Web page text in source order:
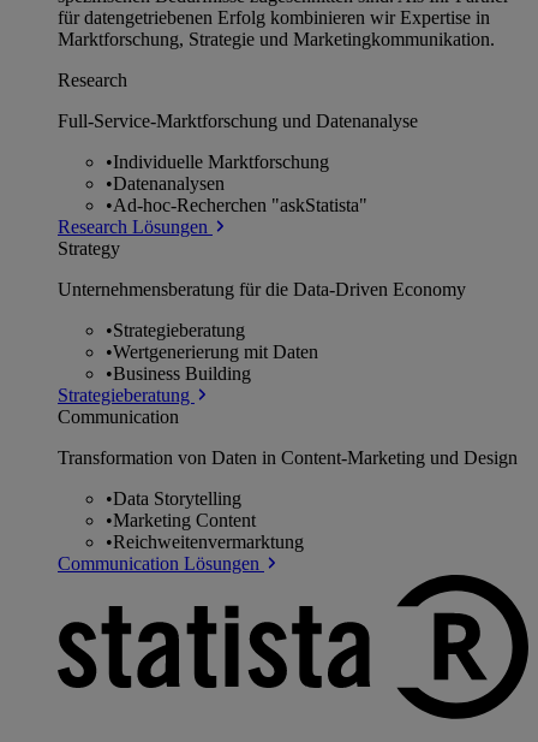
für datengetriebenen Erfolg kombinieren wir Expertise in
Marktforschung, Strategie und Marketingkommunikation.
Research
Full-Service-Marktforschung und Datenanalyse
•Individuelle Marktforschung
•Datenanalysen
•Ad-hoc-Recherchen "askStatista"
Research Lösungen
Strategy
Unternehmens­beratung für die Data-Driven Economy
•Strategieberatung
•Wertgenerierung mit Daten
•Business Building
Strategieberatung
Communication
Transformation von Daten in Content-Marketing und Design
•Data Storytelling
•Marketing Content
•Reichweitenvermarktung
Communication Lösungen